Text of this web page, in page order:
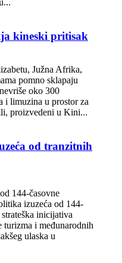
kineski pritisak
Južna Afrika,
pomno sklapaju
oko 300
i limuzina u prostor za
proizvedeni u Kini...
od tranzitnih
144-časovne
izuzeća od 144-
inicijativa
turizma i međunarodnih
ulaska u